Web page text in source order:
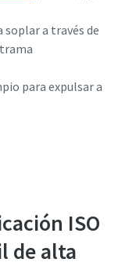
a través de
para expulsar a
ISO
de alta